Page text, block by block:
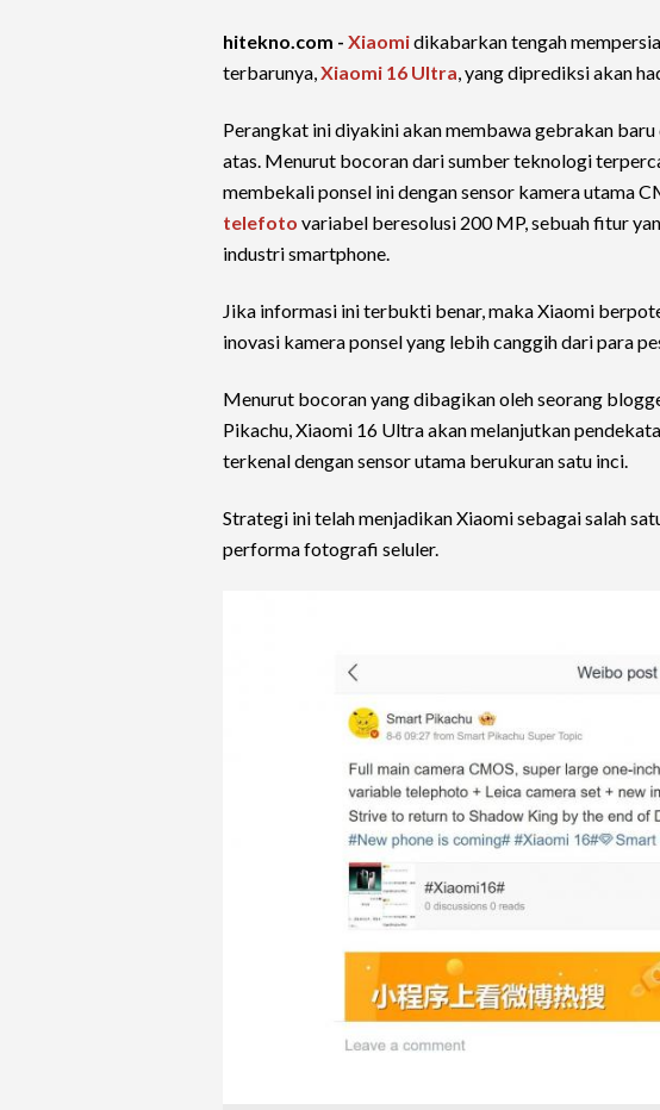
hitekno.com - Xiaomidikabarkan tengah
terbarunya,Xiaomi 16 Ultra, yang diprediksi akan
Perangkat ini diyakini akan membawa gebrakan
atas. Menurut bocoran dari sumber teknologi
membekali ponsel ini dengan sensor kamera utama
telefoto variabel beresolusi 200 MP, sebuah fitur
industri smartphone.
Jika informasi ini terbukti benar, maka Xiaomi
inovasi kamera ponsel yang lebih canggih dari para
Menurut bocoran yang dibagikan oleh seorang
Pikachu, Xiaomi 16 Ultra akan melanjutkan
terkenal dengan sensor utama berukuran satu inci.
Strategi ini telah menjadikan Xiaomi sebagai salah
performa fotografi seluler.